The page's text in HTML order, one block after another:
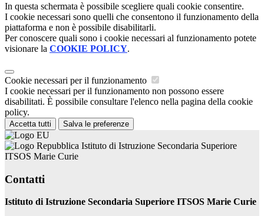
In questa schermata è possibile scegliere quali cookie consentire.
I cookie necessari sono quelli che consentono il funzionamento della
piattaforma e non è possibile disabilitarli.
Per conoscere quali sono i cookie necessari al funzionamento potete
visionare la COOKIE POLICY.
Cookie necessari per il funzionamento
I cookie necessari per il funzionamento non possono essere
disabilitati. È possibile consultare l'elenco nella pagina della cookie
policy.
Accetta tutti Salva le preferenze
Istituto di Istruzione Secondaria Superiore
ITSOS Marie Curie
Contatti
Istituto di Istruzione Secondaria Superiore ITSOS Marie Curie